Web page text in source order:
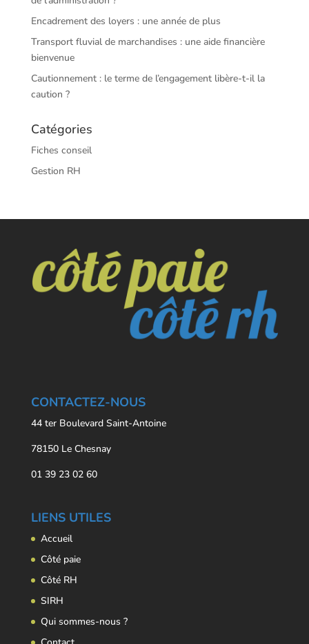
Encadrement des loyers : une année de plus
Transport fluvial de marchandises : une aide financière
bienvenue
Cautionnement : le terme de l’engagement libère-t-il la
caution ?
Catégories
Fiches conseil
Gestion RH
CONTACTEZ-NOUS
44 ter Boulevard Saint-Antoine
78150 Le Chesnay
01 39 23 02 60
LIENS UTILES
Accueil
Côté paie
Côté RH
SIRH
Qui sommes-nous ?